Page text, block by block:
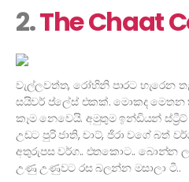
2.The Chaat
වැල්ලවත්ත, රෝහිනි පාරට හැරෙන
සයිවර් ප්ලේස් එකක්. මොකද
කෑම නෙවෙයි. අමුතුම ඉන්ඩියන්
උඩට පුරි ජාති, චාට්, ජිරා වගේ බත්
අතුරුපස වර්ග.. එතකොට.. බොන්න
උණු උණුවට රස බලන්න මසාලා ටී..